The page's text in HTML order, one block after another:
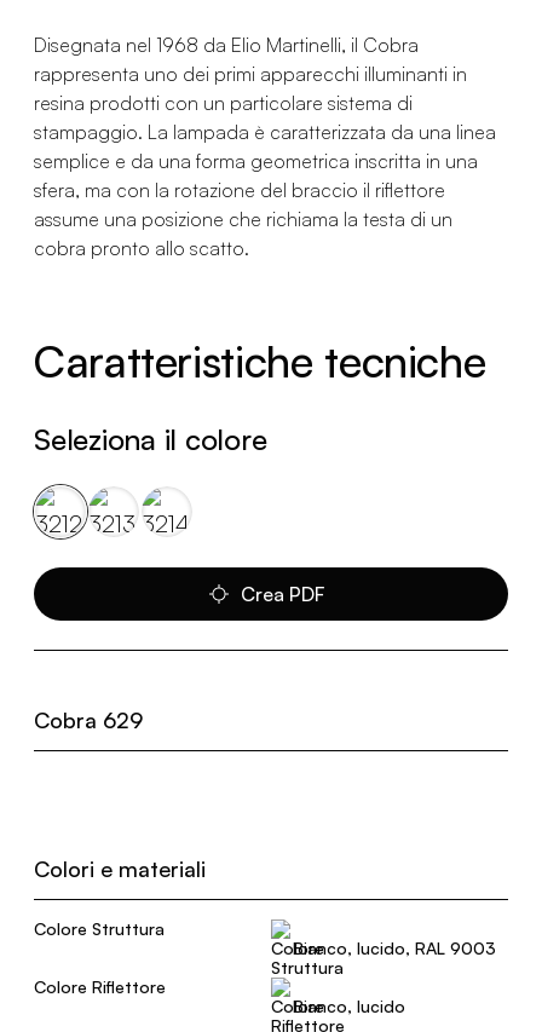
Disegnata nel 1968 da Elio Martinelli, il Cobra
rappresenta uno dei primi apparecchi illuminanti in
resina prodotti con un particolare sistema di
stampaggio. La lampada è caratterizzata da una linea
semplice e da una forma geometrica inscritta in una
sfera, ma con la rotazione del braccio il riflettore
assume una posizione che richiama la testa di un
cobra pronto allo scatto.
Caratteristiche tecniche
Seleziona il colore
Crea PDF
Cobra 629
Colori e materiali
Colore Struttura
Bianco, lucido, RAL 9003
Colore Riflettore
Bianco, lucido